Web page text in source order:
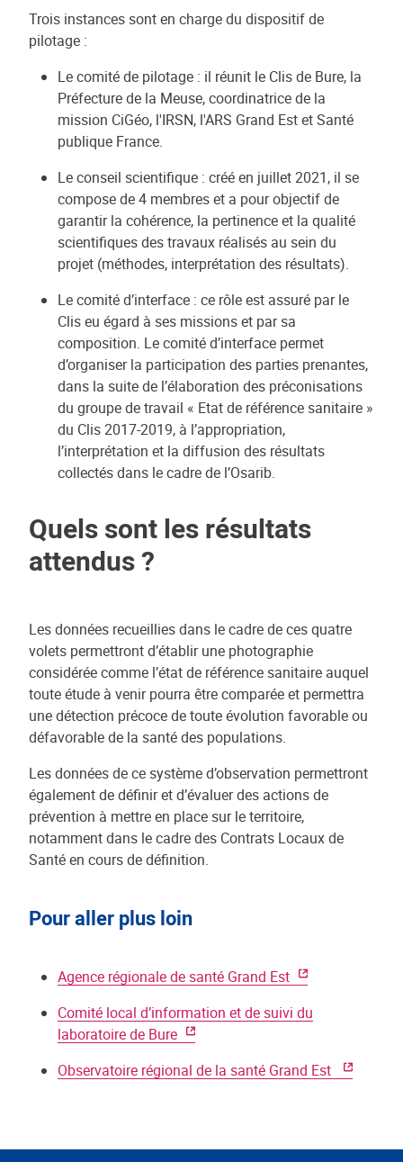
Trois instances sont en charge du dispositif de
pilotage :
Le comité de pilotage : il réunit le Clis de Bure, la
Préfecture de la Meuse, coordinatrice de la
mission CiGéo, l'IRSN, l'ARS Grand Est et Santé
publique France.
Le conseil scientifique : créé en juillet 2021, il se
compose de 4 membres et a pour objectif de
garantir la cohérence, la pertinence et la qualité
scientifiques des travaux réalisés au sein du
projet (méthodes, interprétation des résultats).
Le comité d’interface : ce rôle est assuré par le
Clis eu égard à ses missions et par sa
composition. Le comité d’interface permet
d’organiser la participation des parties prenantes,
dans la suite de l’élaboration des préconisations
du groupe de travail « Etat de référence sanitaire »
du Clis 2017-2019, à l’appropriation,
l’interprétation et la diffusion des résultats
collectés dans le cadre de l’Osarib.
Quels sont les résultats
attendus ?
Les données recueillies dans le cadre de ces quatre
volets permettront d’établir une photographie
considérée comme l’état de référence sanitaire auquel
toute étude à venir pourra être comparée et permettra
une détection précoce de toute évolution favorable ou
défavorable de la santé des populations.
Les données de ce système d’observation permettront
également de définir et d’évaluer des actions de
prévention à mettre en place sur le territoire,
notamment dans le cadre des Contrats Locaux de
Santé en cours de définition.
Pour aller plus loin
Agence régionale de santé Grand Est
Comité local d’information et de suivi du
laboratoire de Bure
Observatoire régional de la santé Grand Est